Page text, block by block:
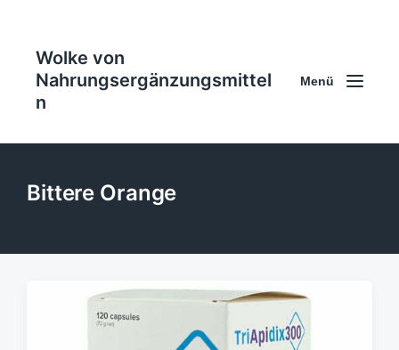
Wolke von
Nahrungsergänzungsmittel
n
Menü
Bittere Orange